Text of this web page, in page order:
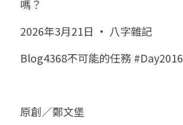
人氣最高
站長精選
好書推廌
八字視頻
陽宅視頻
自我挑戰
八字初階班2
八字進階班
八字高階班
命理商城
八字完整班
《十神高階實戰錄》完整典藏版
八字批命
我的著作
科學八字推理1
科學八字推理3
與我預約
上課預約
搜索
嗎？
2026年3月21日 · 八字雜記
Blog4368不可能的任務 #Day2016
原創／鄭文堡
Podcast聽書
八字線上批命
小兒命名